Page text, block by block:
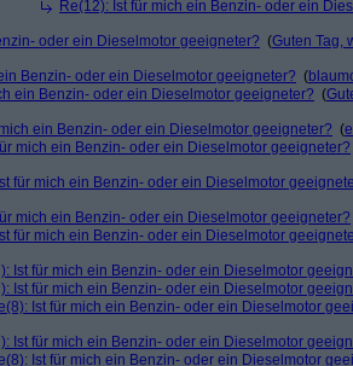
Re(12): Ist für mich ein Benzin- oder ein
oder ein Dieselmotor geeigneter? (Guten Tag,
Benzin- oder ein Dieselmotor geeigneter? (
ein Benzin- oder ein Dieselmotor geeigneter? (
ein Benzin- oder ein Dieselmotor geeigneter? (
mich ein Benzin- oder ein Dieselmotor geeigneter?
für mich ein Benzin- oder ein Dieselmotor
mich ein Benzin- oder ein Dieselmotor geeigneter?
für mich ein Benzin- oder ein Dieselmotor
Ist für mich ein Benzin- oder ein Dieselmotor
Ist für mich ein Benzin- oder ein Dieselmotor
Ist für mich ein Benzin- oder ein Dieselmotor
Ist für mich ein Benzin- oder ein Dieselmotor
Ist für mich ein Benzin- oder ein Dieselmotor